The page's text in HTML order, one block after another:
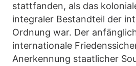
stattfanden, als das
integraler Bestandteil der
Ordnung war. Der
internationale
Anerkennung staatlicher